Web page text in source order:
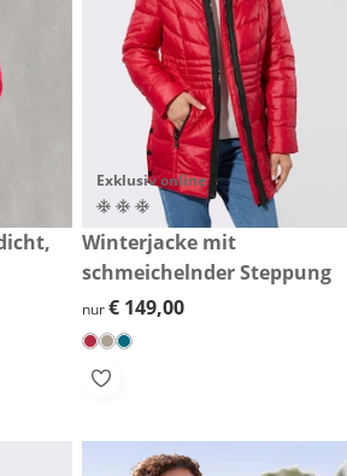
Exklusiv online
€ 149,00
Winterjacke mit
schmeichelnder Steppung
€ 149,00
nur€ 149,00